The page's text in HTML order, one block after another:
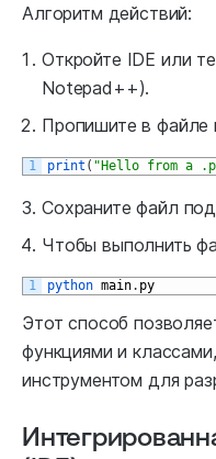
Алгоритм действий:
Откройте IDE или
Notepad++).
Пропишите в файле
1 print ( "Hello from a
Сохраните файл
Чтобы выполнить
1 python main. py
Этот способ
функциями и
инструментом для